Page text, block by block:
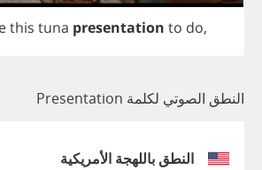
this tuna presentation to do,
النطق الصوتي لكلمة Presentation
النطق باللهجة الأمريكية